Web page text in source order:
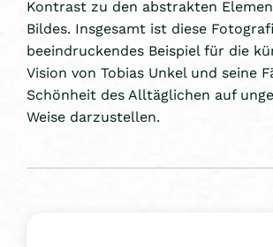
Kontrast zu den abstrakten
Bildes. Insgesamt ist diese
beeindruckendes Beispiel für die
Vision von Tobias Unkel und seine
Schönheit des Alltäglichen auf
Weise darzustellen.